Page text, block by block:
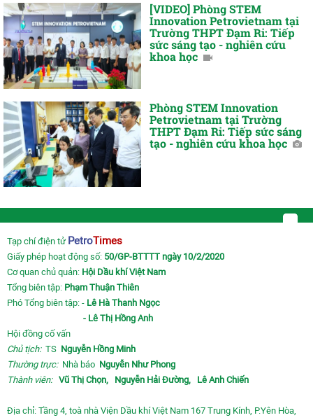
[VIDEO] Phòng STEM
Innovation Petrovietnam tại
Trường THPT Đạm Ri: Tiếp
sức sáng tạo - nghiên cứu
khoa học
Phòng STEM Innovation
Petrovietnam tại Trường
THPT Đạm Ri: Tiếp sức sáng
tạo - nghiên cứu khoa học
Tạp chí điện tử PetroTimes
Giấy phép hoạt động số: 50/GP-BTTTT ngày 10/2/2020
Cơ quan chủ quản: Hội Dầu khí Việt Nam
Tổng biên tập: Phạm Thuận Thiên
Phó Tổng biên tập: - Lê Hà Thanh Ngọc
- Lê Thị Hồng Anh
Hội đồng cố vấn
Chủ tịch:TS Nguyễn Hồng Minh
Thường trực: Nhà báo Nguyễn Như Phong
Thành viên: Vũ Thị Chọn, Nguyễn Hải Đường, Lê Anh Chiến
Địa chỉ: Tầng 4, toà nhà Viện Dầu khí Việt Nam 167 Trung Kính, P.Yên Hòa,